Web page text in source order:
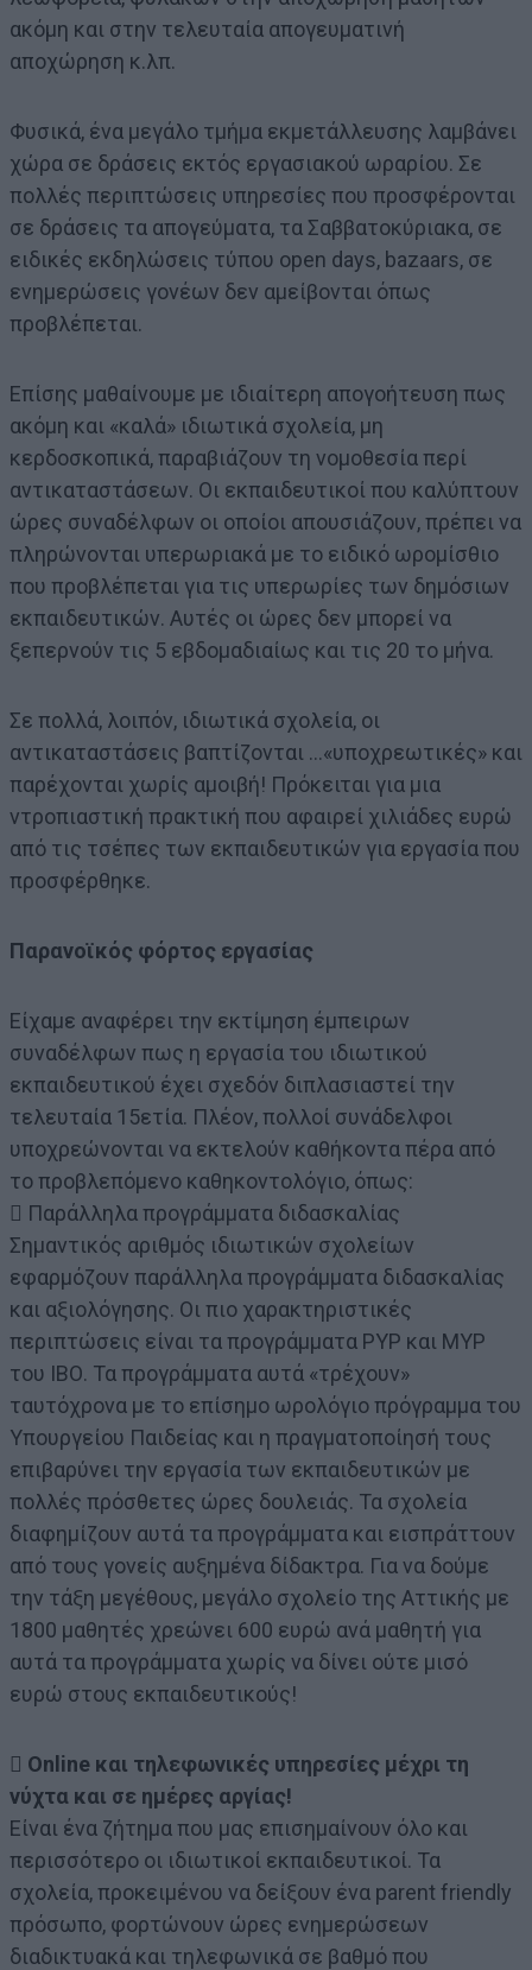
ακόμη και στην τελευταία απογευματινή
αποχώρηση κ.λπ.
Φυσικά, ένα μεγάλο τμήμα εκμετάλλευσης λαμβάνει
χώρα σε δράσεις εκτός εργασιακού ωραρίου. Σε
πολλές περιπτώσεις υπηρεσίες που προσφέρονται
σε δράσεις τα απογεύματα, τα Σαββατοκύριακα, σε
ειδικές εκδηλώσεις τύπου open days, bazaars, σε
ενημερώσεις γονέων δεν αμείβονται όπως
προβλέπεται.
Επίσης μαθαίνουμε με ιδιαίτερη απογοήτευση πως
ακόμη και «καλά» ιδιωτικά σχολεία, μη
κερδοσκοπικά, παραβιάζουν τη νομοθεσία περί
αντικαταστάσεων. Οι εκπαιδευτικοί που καλύπτουν
ώρες συναδέλφων οι οποίοι απουσιάζουν, πρέπει να
πληρώνονται υπερωριακά με το ειδικό ωρομίσθιο
που προβλέπεται για τις υπερωρίες των δημόσιων
εκπαιδευτικών. Αυτές οι ώρες δεν μπορεί να
ξεπερνούν τις 5 εβδομαδιαίως και τις 20 το μήνα.
Σε πολλά, λοιπόν, ιδιωτικά σχολεία, οι
αντικαταστάσεις βαπτίζονται …«υποχρεωτικές» και
παρέχονται χωρίς αμοιβή! Πρόκειται για μια
ντροπιαστική πρακτική που αφαιρεί χιλιάδες ευρώ
από τις τσέπες των εκπαιδευτικών για εργασία που
προσφέρθηκε.
Παρανοϊκός φόρτος εργασίας
Είχαμε αναφέρει την εκτίμηση έμπειρων
συναδέλφων πως η εργασία του ιδιωτικού
εκπαιδευτικού έχει σχεδόν διπλασιαστεί την
τελευταία 15ετία. Πλέον, πολλοί συνάδελφοι
υποχρεώνονται να εκτελούν καθήκοντα πέρα από
το προβλεπόμενο καθηκοντολόγιο, όπως:
 Παράλληλα προγράμματα διδασκαλίας
Σημαντικός αριθμός ιδιωτικών σχολείων
εφαρμόζουν παράλληλα προγράμματα διδασκαλίας
και αξιολόγησης. Οι πιο χαρακτηριστικές
περιπτώσεις είναι τα προγράμματα PYP και MYP
του ΙΒΟ. Τα προγράμματα αυτά «τρέχουν»
ταυτόχρονα με το επίσημο ωρολόγιο πρόγραμμα του
Υπουργείου Παιδείας και η πραγματοποίησή τους
επιβαρύνει την εργασία των εκπαιδευτικών με
πολλές πρόσθετες ώρες δουλειάς. Τα σχολεία
διαφημίζουν αυτά τα προγράμματα και εισπράττουν
από τους γονείς αυξημένα δίδακτρα. Για να δούμε
την τάξη μεγέθους, μεγάλο σχολείο της Αττικής με
1800 μαθητές χρεώνει 600 ευρώ ανά μαθητή για
αυτά τα προγράμματα χωρίς να δίνει ούτε μισό
ευρώ στους εκπαιδευτικούς!
 Online και τηλεφωνικές υπηρεσίες μέχρι τη
νύχτα και σε ημέρες αργίας!
Είναι ένα ζήτημα που μας επισημαίνουν όλο και
περισσότερο οι ιδιωτικοί εκπαιδευτικοί. Τα
σχολεία, προκειμένου να δείξουν ένα parent friendly
πρόσωπο, φορτώνουν ώρες ενημερώσεων
διαδικτυακά και τηλεφωνικά σε βαθμό που